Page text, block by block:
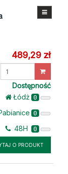
489,29 zł
Dostępność
Łódż 0
0
48H 0
O PRODUKT